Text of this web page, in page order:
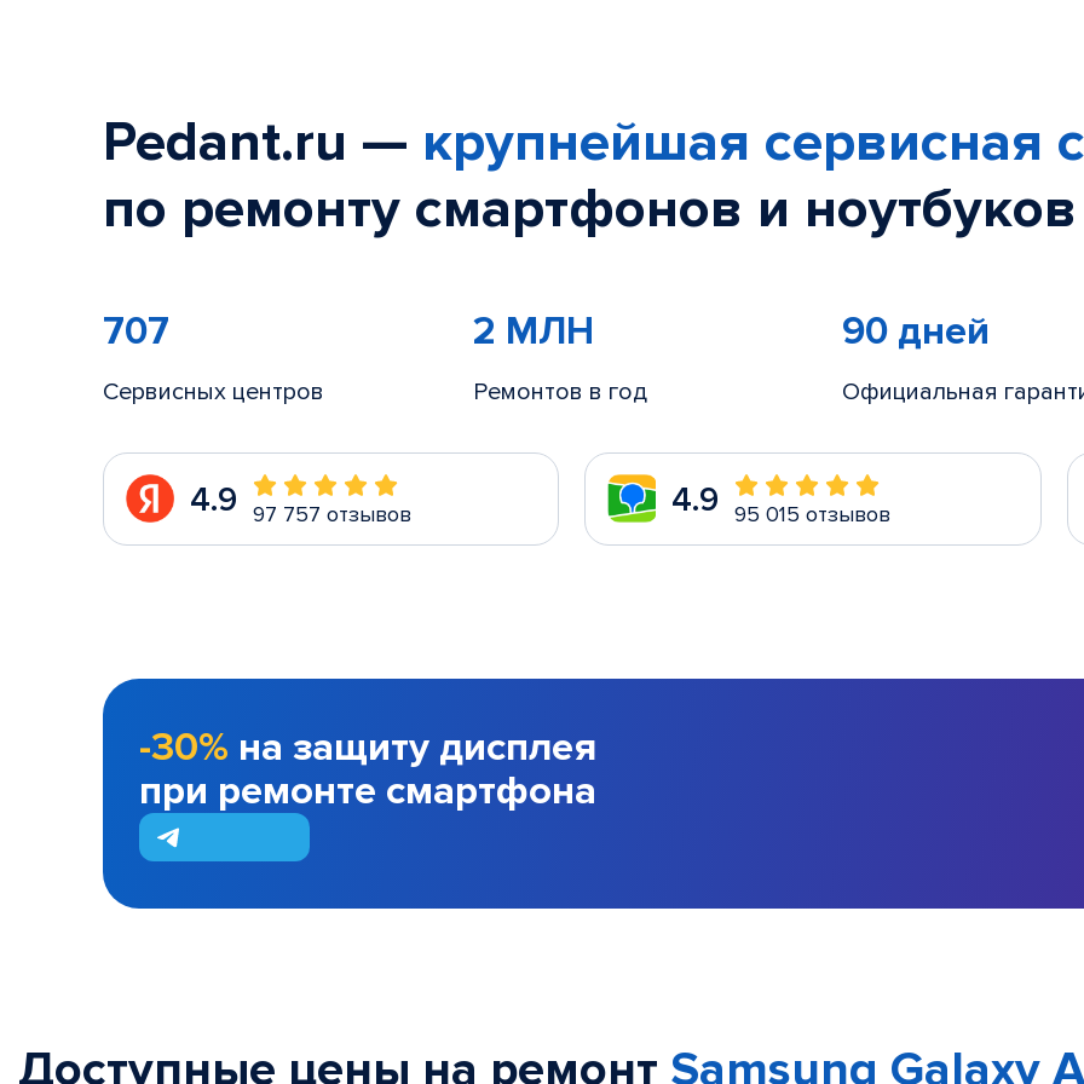
Pedant.ru — крупнейшая сервисная
по ремонту смартфонов и
707
Сервисных центров
2 МЛН
Ремонтов в год
90 дней
Официальная
4.9 97 757 отзывов 4.9 95 015 отзывов
-30% на защиту дисплея
при ремонте смартфона
Доступные цены на ремонт Samsung Galaxy